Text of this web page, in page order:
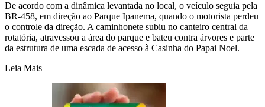
De acordo com a dinâmica levantada no local, o veículo seguia pela
BR-458, em direção ao Parque Ipanema, quando o motorista perdeu
o controle da direção. A caminhonete subiu no canteiro central da
rotatória, atravessou a área do parque e bateu contra árvores e parte
da estrutura de uma escada de acesso à Casinha do Papai Noel.
Leia Mais